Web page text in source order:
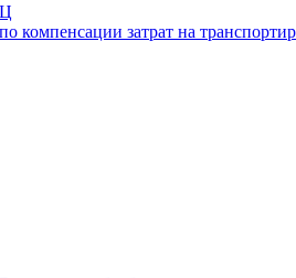
компенсации затрат на